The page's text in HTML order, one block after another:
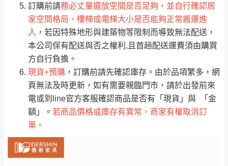
訂購前請務必丈量擺放空間是否足夠，並自行確認居
家空間格局、樓梯或電梯大小是否能夠正常搬運進
入 ，若因特殊地形與建築物等限制而導致無法配送，
本公司保有配送與否之權利,且首趟配送運費須由購買
方自行負擔。
現貨+預購 ，訂購前請先確認庫存。由於品項繁多，網
頁無法及時更新，如有需要親臨門市，請於出發前來
電或到line官方客服確認商品是否有「現貨」與 「金
額」。 若商品價格或庫存有異常，商家有權取消訂
單。
免 運
費
新竹
峨眉鄉、五峰鄉、
橫山、北埔鄉、尖
石鄉、寶山鄉山
區、新埔山區、芎
里
台北 無
電話聯絡或E-Mail通知確認訂單。
（線上客
服 LINE → @dershin）
下單前先詢問是否現貨 ，若未詢問下單後無
現貨我們客服會再來電或E-Mail與您聯絡
（洽詢方式請搜尋 Line ID → @dershin）
運送範圍：限定北至基隆，南至苗栗，偏遠
地區恕無法提供運送 (詳見運送規章)。
配送範圍：
苗栗至基隆；其它地區暫不開放，如因特殊
地型限制(山區、鄉、鎮、村)、樓梯太小、無